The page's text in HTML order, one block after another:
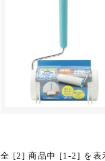
全 [ 2 ] 商品中 [ 1 -2 ] を表